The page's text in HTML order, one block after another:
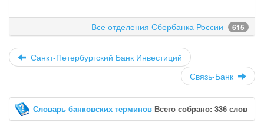
Все отделения Сбербанка России 615
Санкт-Петербургский Банк Инвестиций
Связь-Банк
Словарь банковских терминов Всего собрано: 336 слов